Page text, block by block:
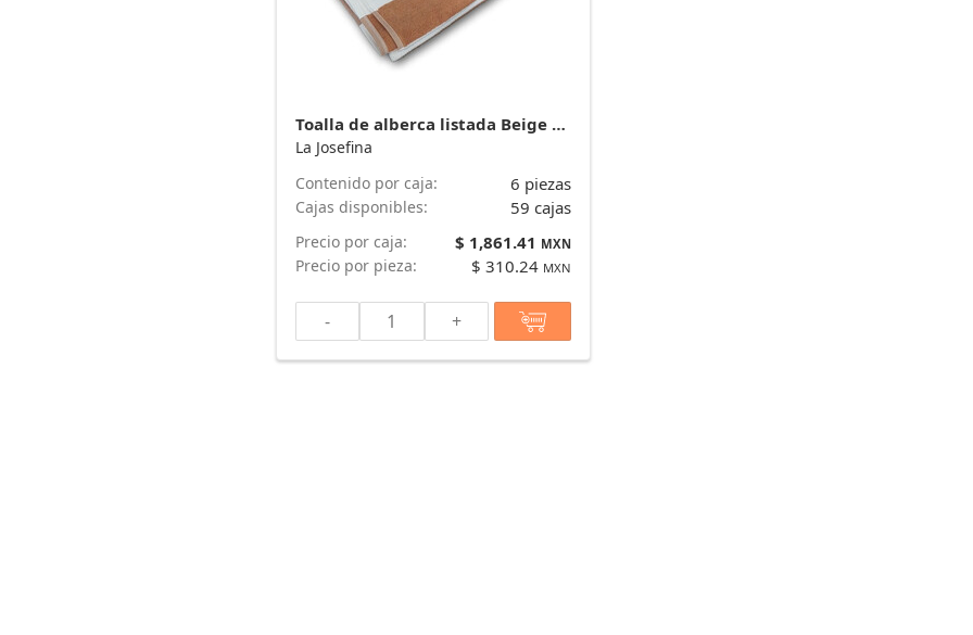
Toalla de alberca listada Beige con blanco Mimosa 170 cm x 90 cm y 700 g - Plus* marca La Josefina
La Josefina
Contenido por caja:
6 piezas
Cajas disponibles: 59 cajas
Precio por caja: $ 1,861.41 MXN
Precio por pieza: $ 310.24 MXN
- +